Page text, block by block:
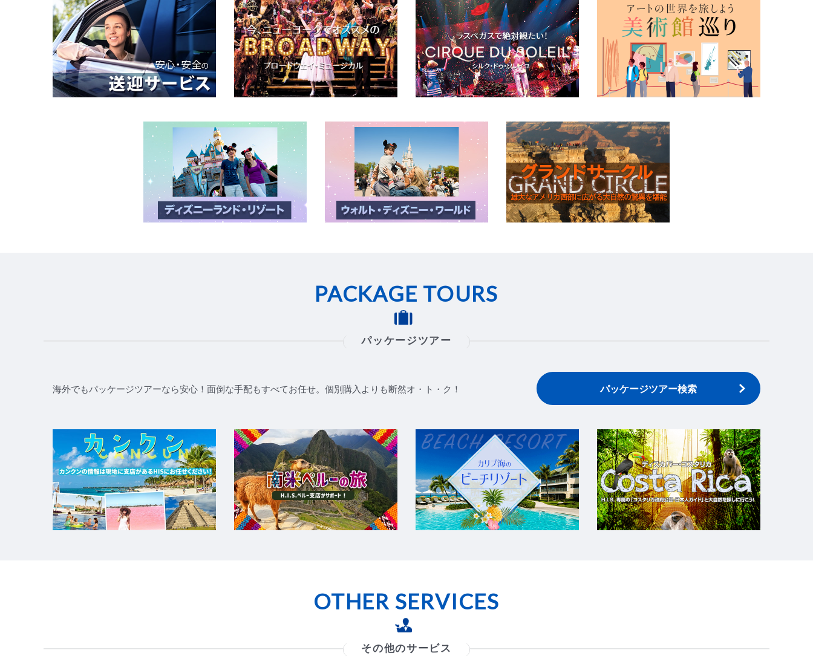
PACKAGE TOURS
パッケージツアー
海外でもパッケージツアーなら安心！面倒な手配もすべてお任せ。個別購入よりも断然オ・ト・ク！ パッケージツアー検索
OTHER SERVICES
その他のサービス